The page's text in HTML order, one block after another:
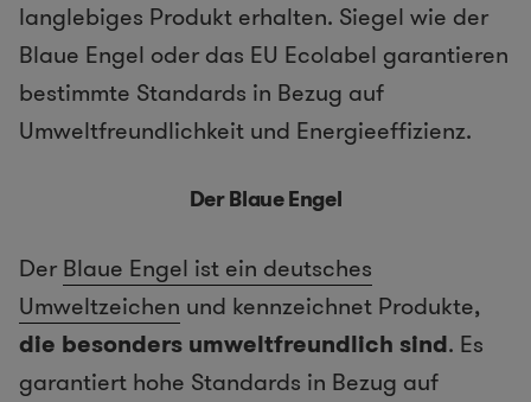
langlebiges Produkt erhalten. Siegel wie der
Blaue Engel oder das EU Ecolabel garantieren
bestimmte Standards in Bezug auf
Umweltfreundlichkeit und Energieeffizienz.
Der Blaue Engel
Der Blaue Engel ist ein deutsches
Umweltzeichen und kennzeichnet Produkte,
die besonders umweltfreundlich sind. Es
garantiert hohe Standards in Bezug auf